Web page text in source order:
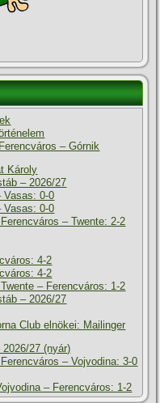
– Górnik
Károly
– 2026/27
Vasas: 0-0
Vasas: 0-0
– Twente: 2-2
4-2
4-2
– Ferencváros: 1-2
– 2026/27
Club elnökei: Mailinger
27 (nyár)
– Vojvodina: 3-0
– Ferencváros: 1-2